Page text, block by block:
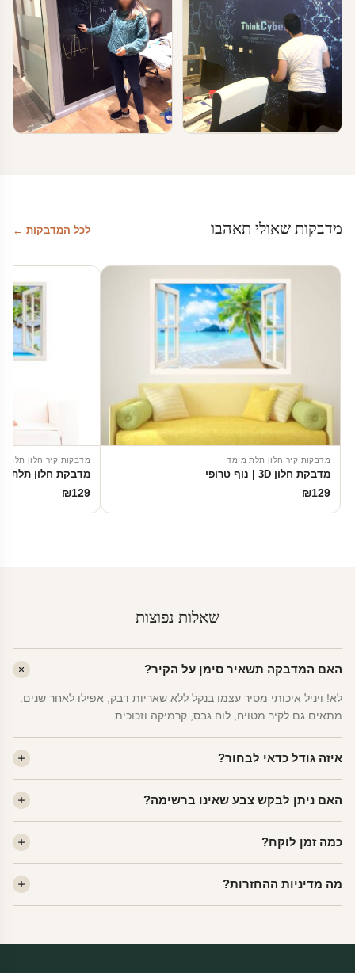
מדבקות שאולי תאהבו לכל המדבקות ←
מדבקות קיר חלון תלת מימד
מדבקת חלון 3D | נוף טרופי
₪129
מדבקות קיר חלון תלת
מדבקת חלון תלת
₪129
שאלות נפוצות
האם המדבקה תשאיר סימן על הקיר?
לא! ויניל איכותי מסיר עצמו בנקל ללא שאריות דבק, אפילו לאחר שנים.
מתאים גם לקיר מטויח, לוח גבס, קרמיקה וזכוכית.
איזה גודל כדאי לבחור?
שינה של מבוגרים — L. לפינה קטנה — S.
האם ניתן לבקש צבע שאינו ברשימה?
הצבעים זמינים ללא תוספת מחיר.
כמה זמן לוקח?
14:00 — יצאו באותו יום.
מה מדיניות ההחזרות?